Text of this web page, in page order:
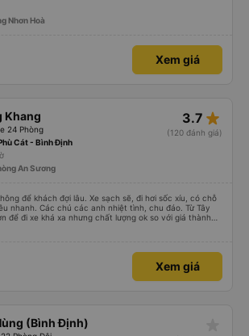
Nhơn Hoà
Xem giá
Khang
24 Phòng
3.7 star_rate
(120 đánh giá)
Cát - Bình Định
An Sương
để khách đợi lâu. Xe sạch sẽ, đi hơi sốc xíu, có chỗ
nhanh. Các chú các anh nhiệt tình, chu đáo. Từ Tây
để đi xe khá xa nhưng chất lượng ok so với giá thành
Xem giá
(Bình Định)